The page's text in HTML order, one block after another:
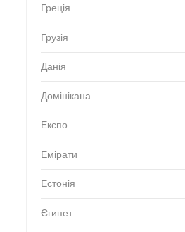
Греція
Грузія
Данія
Домінікана
Експо
Емірати
Естонія
Єгипет